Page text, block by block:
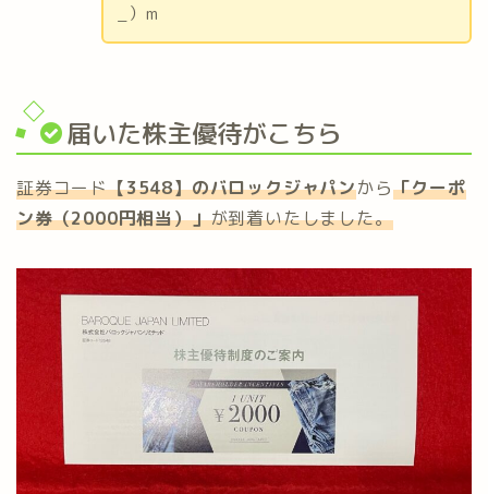
_）m
届いた株主優待がこちら
証券コード【3548】のバロックジャパンから「クーポ
ン券（2000円相当）」が到着いたしました。